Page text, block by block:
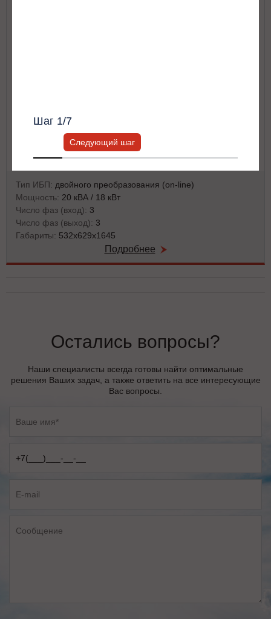
Тип ИБП: двойного преобразования (on-line)
Мощность: 20 кВА / 18 кВт
Число фаз (вход): 3
Число фаз (выход): 3
Габариты: 532х629х1645
Подробнее
Остались вопросы?
Наши специалисты всегда готовы найти оптимальные
решения Ваших задач, а также ответить на все интересующие
Вас вопросы.
Шаг 1/7
Следующий шаг